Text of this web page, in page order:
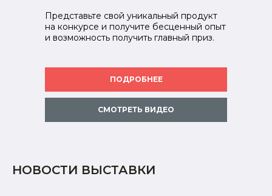
Представьте свой уникальный продукт
на конкурсе и получите бесценный опыт
и возможность получить главный приз.
ПОДРОБНЕЕ
СМОТРЕТЬ ВИДЕО
НОВОСТИ ВЫСТАВКИ